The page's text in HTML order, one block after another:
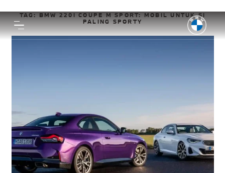
TAG:BMW 220I COUPE M SPORT: MOBIL UNTUK SI
PALING SPORTY